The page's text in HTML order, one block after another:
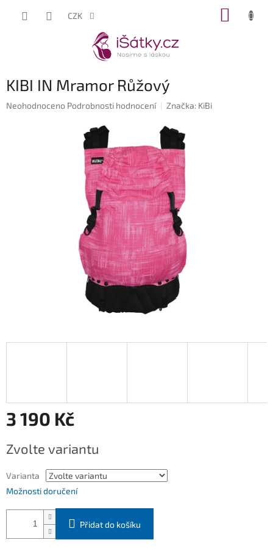
CZK
KIBI IN Mramor Růžový
Průměrné
Neohodnoceno Podrobnosti hodnocení Značka: KiBi
3 190 Kč
cena:
Zvolte variantu
Varianta
Možnosti doručení
Přidat do košíku